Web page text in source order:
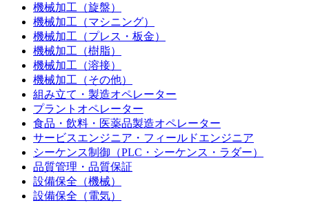
機械加工（旋盤）
機械加工（マシニング）
機械加工（プレス・板金）
機械加工（樹脂）
機械加工（溶接）
機械加工（その他）
組み立て・製造オペレーター
プラントオペレーター
食品・飲料・医薬品製造オペレーター
サービスエンジニア・フィールドエンジニア
シーケンス制御（PLC・シーケンス・ラダー）
品質管理・品質保証
設備保全（機械）
設備保全（電気）